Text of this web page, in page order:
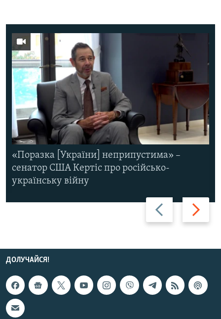
Назад Вперед
«Поразка [України] неприпустима» –
сенатор США Кертіс про російсько-
українську війну
ДОЛУЧАЙСЯ!